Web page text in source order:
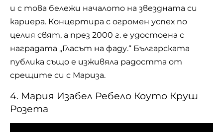
и с това бележи началото на звездната си
кариера. Концертира с огромен успех по
целия свят, а през 2000 г. е удостоена с
наградата „Гласът на фаду.“ Българската
публика също е изживяла радостта от
срещите си с Мариза.
4. Мария Изабел Ребело Коуто Круш
Розета